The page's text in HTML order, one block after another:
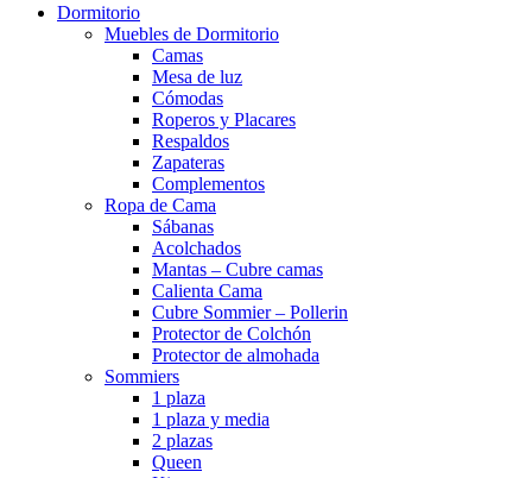
Dormitorio
Muebles de Dormitorio
Camas
Mesa de luz
Cómodas
Roperos y Placares
Respaldos
Zapateras
Complementos
Ropa de Cama
Sábanas
Acolchados
Mantas – Cubre camas
Calienta Cama
Cubre Sommier – Pollerin
Protector de Colchón
Protector de almohada
Sommiers
1 plaza
1 plaza y media
2 plazas
Queen